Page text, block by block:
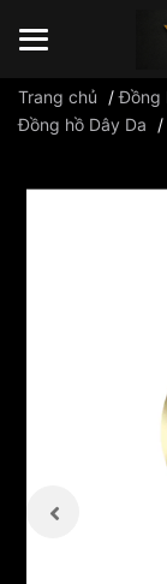
Trang chủ /Đồng
Đồng hồ Dây Da
/